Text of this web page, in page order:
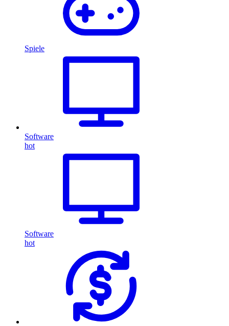
Spiele
Software
hot
Software
hot